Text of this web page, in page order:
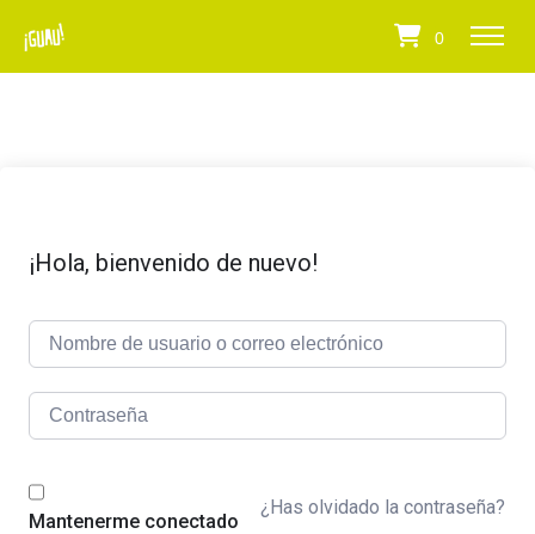
0
¡Hola, bienvenido de nuevo!
Mantenerme conectado
¿Has olvidado la contraseña?